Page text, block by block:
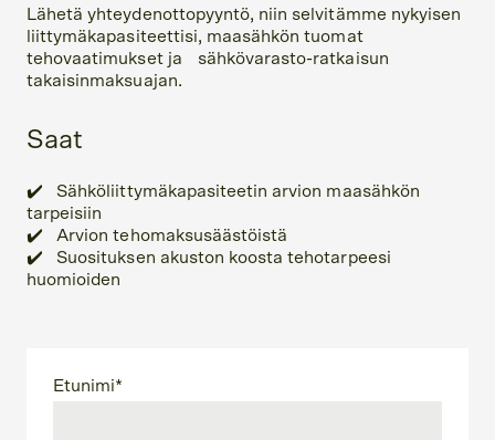
Lähetä yhteydenottopyyntö, niin selvitämme nykyisen
liittymäkapasiteettisi, maasähkön tuomat
tehovaatimukset ja sähkövarasto-ratkaisun
takaisinmaksuajan.
Saat
✔️ Sähköliittymäkapasiteetin arvion maasähkön
tarpeisiin
✔️ Arvion tehomaksusäästöistä
✔️ Suosituksen akuston koosta tehotarpeesi
huomioiden
Etunimi*